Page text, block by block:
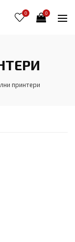
0 0
принтери